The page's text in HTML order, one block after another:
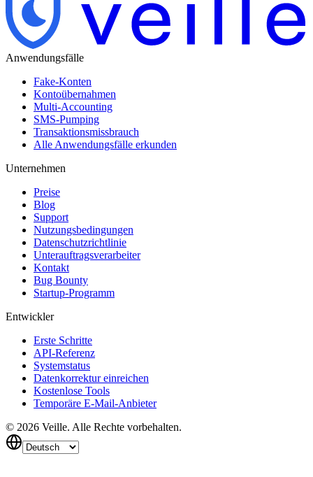
Anwendungsfälle
Fake-Konten
Kontoübernahmen
Multi-Accounting
SMS-Pumping
Transaktionsmissbrauch
Alle Anwendungsfälle erkunden
Unternehmen
Preise
Blog
Support
Nutzungsbedingungen
Datenschutzrichtlinie
Unterauftragsverarbeiter
Kontakt
Bug Bounty
Startup-Programm
Entwickler
Erste Schritte
API-Referenz
Systemstatus
Datenkorrektur einreichen
Kostenlose Tools
Temporäre E-Mail-Anbieter
© 2026 Veille. Alle Rechte vorbehalten.